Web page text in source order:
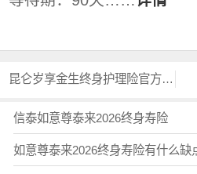
昆仑岁享金生终身护理险官方投保入口？？
信泰如意尊泰来2026终身寿险
如意尊泰来2026终身寿险有什么缺